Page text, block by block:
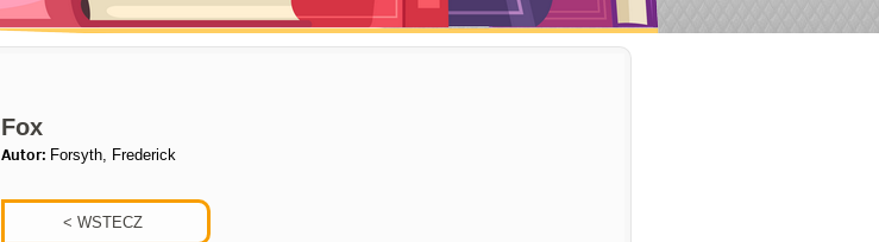
Fox
Autor: Forsyth, Frederick